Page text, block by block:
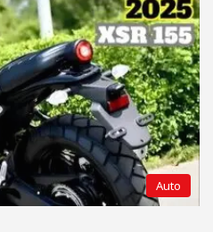
Auto